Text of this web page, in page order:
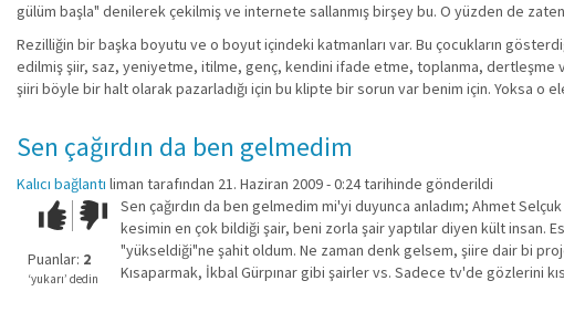
gülüm başla" denilerek çekilmiş ve internete sallanmış birşey bu. O yüzden de
Rezilliğin bir başka boyutu ve o boyut içindeki katmanları var. Bu çocukların
edilmiş şiir, saz, yeniyetme, itilme, genç, kendini ifade etme, toplanma, dertleşme
şiiri böyle bir halt olarak pazarladığı için bu klipte bir sorun var benim için. Yoksa o
Sen çağırdın da ben gelmedim
Kalıcı bağlantı liman tarafından 21. Haziran 2009 - 0:24 tarihinde gönderildi
Çok iyi!O
kadar
iyi
değil!
Puanlar: 2
‘yukarı’ dedin
Sen çağırdın da ben gelmedim mi'yi duyunca anladım; Ahmet
kesimin en çok bildiği şair, beni zorla şair yaptılar diyen kült
"yükseldiği"ne şahit oldum. Ne zaman denk gelsem, şiire dair bi
Kısaparmak, İkbal Gürpınar gibi şairler vs. Sadece tv'de gözlerini